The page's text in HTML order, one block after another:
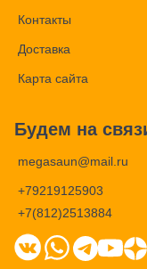
Контакты
Доставка
Карта сайта
Будем на
megasaun@mail.ru
+79219125903
+7(812)2513884